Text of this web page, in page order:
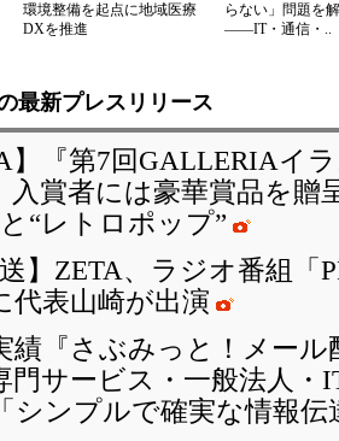
環境整備を起点に地域医療
DXを推進
らない」問題を
――IT・通信・..
最新プレスリリース
】『第7回GALLERIAイ
賞者には豪華賞品を
“レトロポップ”
送】ZETA、ラジオ番組「
代表山崎が出演
績『さぶみっと！メール
門サービス・一般法人・
シンプルで確実な情報伝